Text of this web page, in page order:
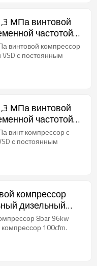
МПа винтовой
частотой
8 Бар
винтовой компрессор
с постоянным
МПа винтовой
частотой
7 Бар
винт компрессор с
с постоянным
компрессор
дизельный
Футов в минуту
8bar 96kw
100cfm.